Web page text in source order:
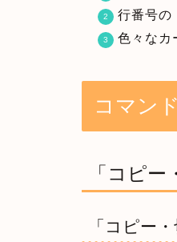
行番号の
色々なカ
コマン
「コピー
「コピー